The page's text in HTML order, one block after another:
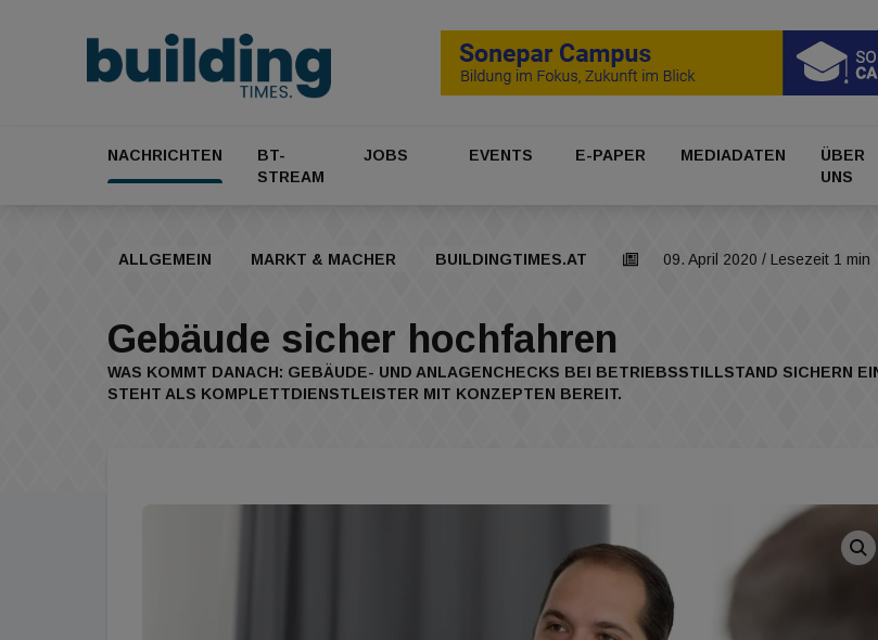
NACHRICHTEN
BT-
STREAM
JOBS EVENTS E-PAPER MEDIADATEN
ÜBER
UNS
ALLGEMEIN MARKT & MACHER BUILDINGTIMES.AT 09. April 2020 / Lesezeit 1 min
Gebäude sicher hochfahren
WAS KOMMT DANACH: GEBÄUDE- UND ANLAGENCHECKS BEI BETRIEBSSTILLSTAND SICHERN
STEHT ALS KOMPLETTDIENSTLEISTER MIT KONZEPTEN BEREIT.